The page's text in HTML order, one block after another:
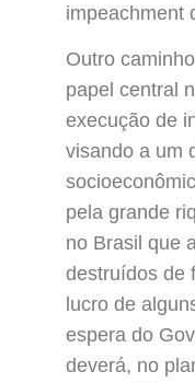
impeachment
Outro
papel central
execução de
visando a um
pela grande
no Brasil que
destruídos de
lucro de
espera do
deverá, no